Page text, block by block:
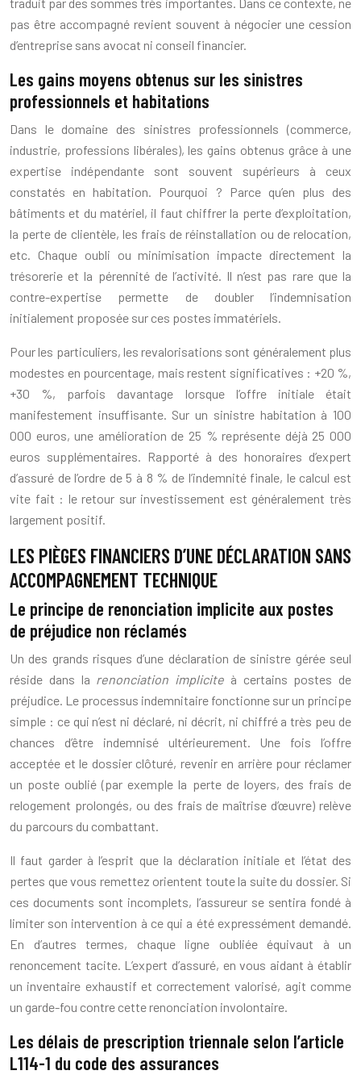
pas être accompagné revient souvent à négocier une cession
d’entreprise sans avocat ni conseil financier.
Les gains moyens obtenus sur les sinistres
professionnels et habitations
Dans le domaine des sinistres professionnels (commerce,
industrie, professions libérales), les gains obtenus grâce à une
expertise indépendante sont souvent supérieurs à ceux
constatés en habitation. Pourquoi ? Parce qu’en plus des
bâtiments et du matériel, il faut chiffrer la perte d’exploitation,
la perte de clientèle, les frais de réinstallation ou de relocation,
etc. Chaque oubli ou minimisation impacte directement la
trésorerie et la pérennité de l’activité. Il n’est pas rare que la
contre-expertise permette de doubler l’indemnisation
initialement proposée sur ces postes immatériels.
Pour les particuliers, les revalorisations sont généralement plus
modestes en pourcentage, mais restent significatives : +20 %,
+30 %, parfois davantage lorsque l’offre initiale était
manifestement insuffisante. Sur un sinistre habitation à 100
000 euros, une amélioration de 25 % représente déjà 25 000
euros supplémentaires. Rapporté à des honoraires d’expert
d’assuré de l’ordre de 5 à 8 % de l’indemnité finale, le calcul est
vite fait : le retour sur investissement est généralement très
largement positif.
LES PIÈGES FINANCIERS D’UNE DÉCLARATION SANS
ACCOMPAGNEMENT TECHNIQUE
Le principe de renonciation implicite aux postes
de préjudice non réclamés
Un des grands risques d’une déclaration de sinistre gérée seul
réside dans la renonciation implicite à certains postes de
préjudice. Le processus indemnitaire fonctionne sur un principe
simple : ce qui n’est ni déclaré, ni décrit, ni chiffré a très peu de
chances d’être indemnisé ultérieurement. Une fois l’offre
acceptée et le dossier clôturé, revenir en arrière pour réclamer
un poste oublié (par exemple la perte de loyers, des frais de
relogement prolongés, ou des frais de maîtrise d’œuvre) relève
du parcours du combattant.
Il faut garder à l’esprit que la déclaration initiale et l’état des
pertes que vous remettez orientent toute la suite du dossier. Si
ces documents sont incomplets, l’assureur se sentira fondé à
limiter son intervention à ce qui a été expressément demandé.
En d’autres termes, chaque ligne oubliée équivaut à un
renoncement tacite. L’expert d’assuré, en vous aidant à établir
un inventaire exhaustif et correctement valorisé, agit comme
un garde-fou contre cette renonciation involontaire.
Les délais de prescription triennale selon l’article
L114-1 du code des assurances